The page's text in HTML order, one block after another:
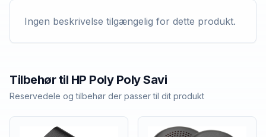
Ingen beskrivelse tilgængelig for dette produkt.
Tilbehør til HP Poly Poly Savi
Reservedele og tilbehør der passer til dit produkt